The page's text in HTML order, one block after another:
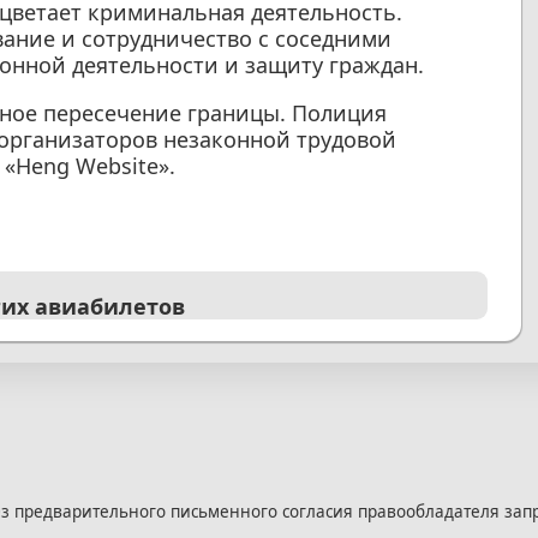
криминальная деятельность.
и сотрудничество с соседними
деятельности и защиту граждан.
пересечение границы. Полиция
незаконной трудовой
Website».
авиабилетов
письменного согласия правообладателя